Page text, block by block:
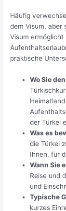
Häufig
dem Visum, aber
Visum ermöglicht
praktische
Wo Sie
der Türkei
Was es
die Türkei
Ihnen, für
Wann Sie
Reise und
und
Typische
kurzes